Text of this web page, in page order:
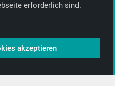
erforderlich sind.
akzeptieren